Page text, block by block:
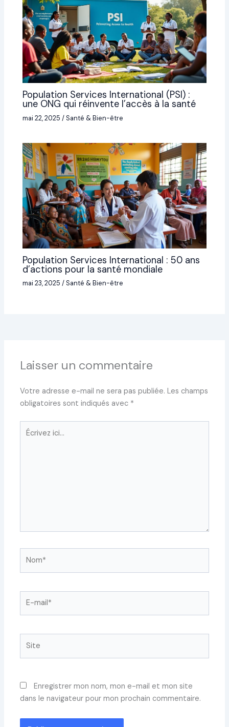
Population Services International (PSI) :
une ONG qui réinvente l’accès à la santé
mai 22, 2025/Santé & Bien-être
Population Services International : 50 ans
d’actions pour la santé mondiale
mai 23, 2025/Santé & Bien-être
Laisser un commentaire
Votre adresse e-mail ne sera pas publiée. Les champs
obligatoires sont indiqués avec *
Écrivez
Enregistrer mon nom, mon e-mail et mon site
dans le navigateur pour mon prochain commentaire.